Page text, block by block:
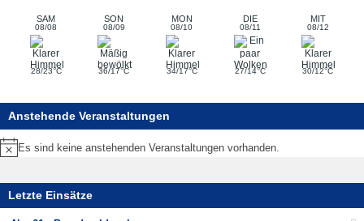
SAM
08/08
SON
08/09
MON
08/10
DIE
08/11
MIT
08/12
28/23°C 36/17°C 34/17°C 27/14°C 30/12°C
Anstehende Veranstaltungen
Hinweis
Es sind keine anstehenden Veranstaltungen vorhanden.
Letzte Einsätze